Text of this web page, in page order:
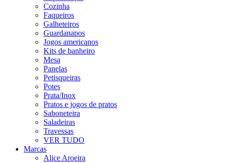
Cozinha
Faqueiros
Galheteiros
Guardanapos
Jogos americanos
Kits de banheiro
Mesa
Panelas
Petisqueiras
Potes
Prata/Inox
Pratos e jogos de pratos
Saboneteira
Saladeiras
Travessas
VER TUDO
Marcas
Alice Aroeira